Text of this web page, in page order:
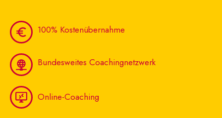
100% Kostenübernahme
Bundesweites Coachingnetzwerk
Online-Coaching